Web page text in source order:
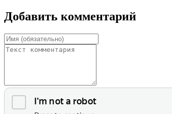
Добавить комментарий